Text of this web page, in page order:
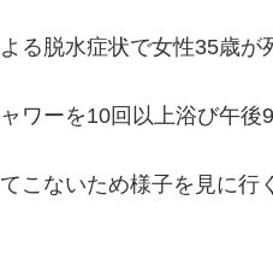
る脱水症状で女性35歳が
ワーを10回以上浴び午後
こないため様子を見に行